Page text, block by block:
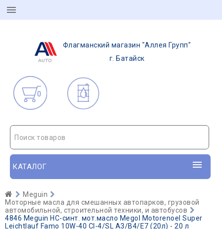
Флагманский магазин "Аллея Групп"
г. Батайск
0
Поиск товаров
КАТАЛОГ
Meguin
Моторные масла для смешанных автопарков, грузовой
автомобильной, строительной техники, и автобусов
4846 Meguin НС-синт. мот.масло Megol Motorenoel Super
Leichtlauf Famo 10W-40 CI-4/SL A3/B4/E7 (20л) - 20 л